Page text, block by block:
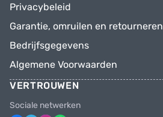
Privacybeleid
Garantie, omruilen en retourneren
Bedrijfsgegevens
Algemene Voorwaarden
VERTROUWEN
Sociale netwerken